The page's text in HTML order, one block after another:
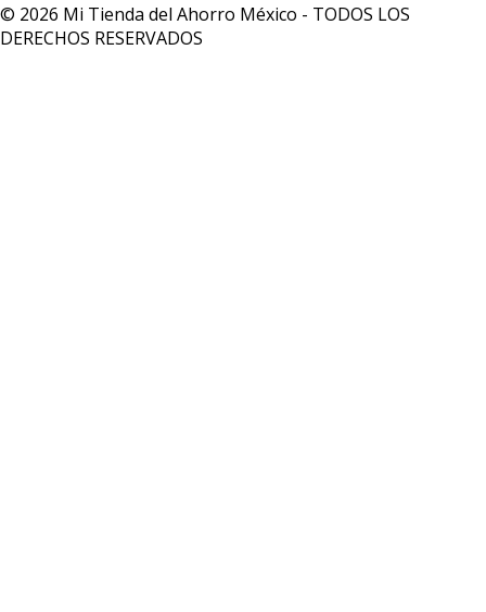
© 2026 Mi Tienda del Ahorro México - TODOS LOS
DERECHOS RESERVADOS